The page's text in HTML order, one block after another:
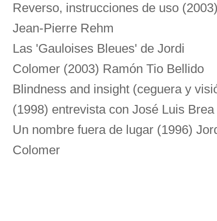
Reverso, instrucciones de uso
Jean-Pierre Rehm
Las 'Gauloises Bleues' de Jordi
Colomer (2003) Ramón Tio Bellido
Blindness and insight (ceguera y
(1998) entrevista con José Luis Brea
Un nombre fuera de lugar (1996)
Colomer